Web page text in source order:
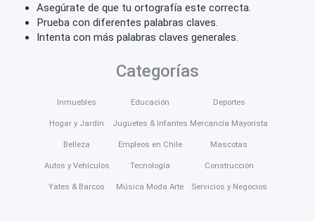
Asegúrate de que tu ortografía este correcta.
Prueba con diferentes palabras claves.
Intenta con más palabras claves generales.
Categorías
Inmuebles
Hogar y Jardín
Belleza
Autos y Vehículos
Yates & Barcos
Educación
Juguetes & Infantes
Empleos en Chile
Tecnología
Música Moda Arte
Deportes
Mercancía Mayorista
Mascotas
Construcción
Servicios y Negocios